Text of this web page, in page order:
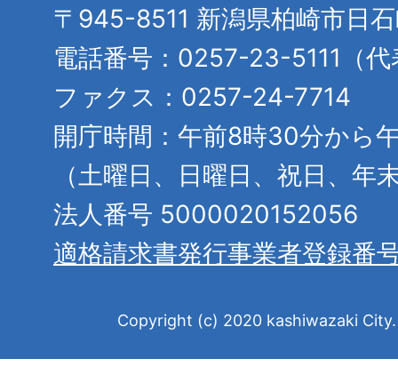
〒945-8511 新潟県柏崎市日
電話番号：0257-23-5111（代
ファクス：0257-24-7714
開庁時間：午前8時30分から
（土曜日、日曜日、祝日、年
法人番号 5000020152056
適格請求書発行事業者登録番
Copyright (c) 2020 kashiwazaki